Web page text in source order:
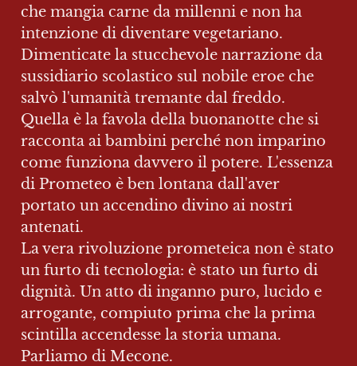
che mangia carne da millenni e non ha
intenzione di diventare vegetariano.
Dimenticate la stucchevole narrazione da
sussidiario scolastico sul nobile eroe che
salvò l'umanità tremante dal freddo.
Quella è la favola della buonanotte che si
racconta ai bambini perché non imparino
come funziona davvero il potere. L'essenza
di Prometeo è ben lontana dall'aver
portato un accendino divino ai nostri
antenati.
La vera rivoluzione prometeica non è stato
un furto di tecnologia: è stato un furto di
dignità. Un atto di inganno puro, lucido e
arrogante, compiuto prima che la prima
scintilla accendesse la storia umana.
Parliamo di Mecone.